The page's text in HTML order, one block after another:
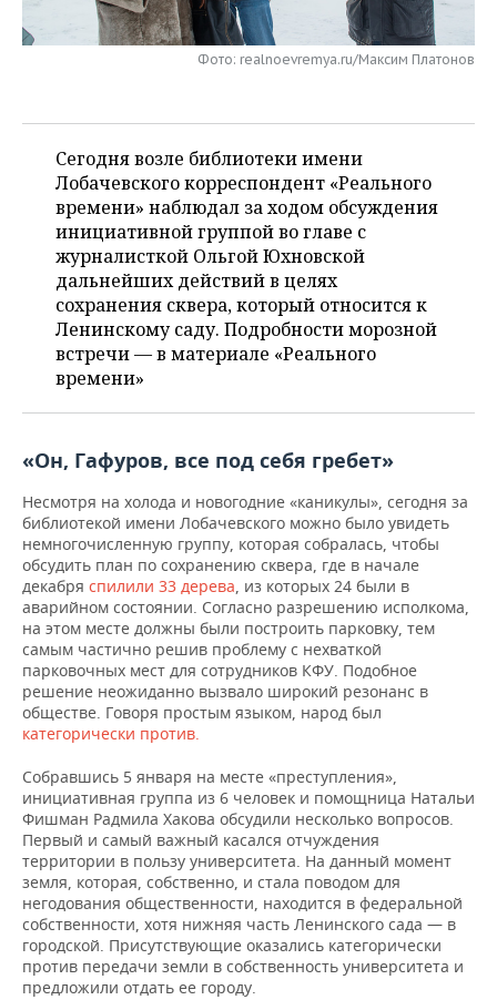
НЕФТЕХИМИЯ
ЭНЕРГЕТИКА
РОЗНИЧНАЯ ТОРГОВЛЯ
НОВОСТИ ТЕХНОЛОГИЙ
ТЕЛЕКОММУНИКАЦИИ
МЕРОПРИЯТИЯ
БИЗНЕС-БРАНЧИ
ONLINE-КОНФЕРЕНЦИИ
ОТКРЫТАЯ ЛЕКЦИЯ
ФУТБОЛ
ХОККЕЙ
БАСКЕТБОЛ
ВОЛЕЙБОЛ
ФИГУРНОЕ КАТАНИЕ
ВОДНЫЕ ВИДЫ СПОРТА
ХОККЕЙ С МЯЧОМ
НОВОСТИ ОБЩЕСТВА
ВЛАСТЬ
ИНФРАСТРУКТУРА
ИСТОРИЯ
МЕДИЦИНА
ОБРАЗОВАНИЕ
ПРОИСШЕСТВИЯ
ФОТОГАЛЕРЕЯ
СЮЖЕТЫ
СПРАВОЧНИК
СПИСОК ПЕРСОН
ПОЛНАЯ ВЕРСИЯ
Фото: realnoevremya.ru/Максим Платонов
Сегодня возле библиотеки имени
Лобачевского корреспондент «Реального
времени» наблюдал за ходом обсуждения
инициативной группой во главе с
журналисткой Ольгой Юхновской
дальнейших действий в целях
сохранения сквера, который относится к
Ленинскому саду. Подробности морозной
встречи — в материале «Реального
времени»
«Он, Гафуров, все под себя гребет»
Несмотря на холода и новогодние «каникулы», сегодня за
библиотекой имени Лобачевского можно было увидеть
немногочисленную группу, которая собралась, чтобы
обсудить план по сохранению сквера, где в начале
декабря спилили 33 дерева, из которых 24 были в
аварийном состоянии. Согласно разрешению исполкома,
на этом месте должны были построить парковку, тем
самым частично решив проблему с нехваткой
парковочных мест для сотрудников КФУ. Подобное
решение неожиданно вызвало широкий резонанс в
обществе. Говоря простым языком, народ был
категорически против.
Собравшись 5 января на месте «преступления»,
инициативная группа из 6 человек и помощница Натальи
Фишман Радмила Хакова обсудили несколько вопросов.
Первый и самый важный касался отчуждения
территории в пользу университета. На данный момент
земля, которая, собственно, и стала поводом для
негодования общественности, находится в федеральной
собственности, хотя нижняя часть Ленинского сада — в
городской. Присутствующие оказались категорически
против передачи земли в собственность университета и
предложили отдать ее городу.